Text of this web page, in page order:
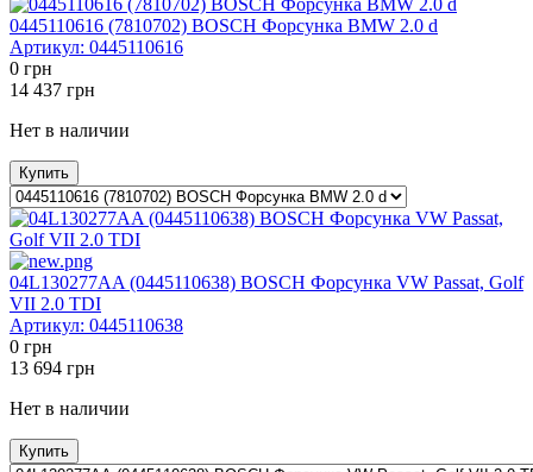
0445110616 (7810702) BOSCH Форсунка BMW 2.0 d
Артикул: 0445110616
0 грн
14 437 грн
Нет в наличии
Купить
04L130277AA (0445110638) BOSCH Форсунка VW Passat, Golf
VII 2.0 TDI
Артикул: 0445110638
0 грн
13 694 грн
Нет в наличии
Купить